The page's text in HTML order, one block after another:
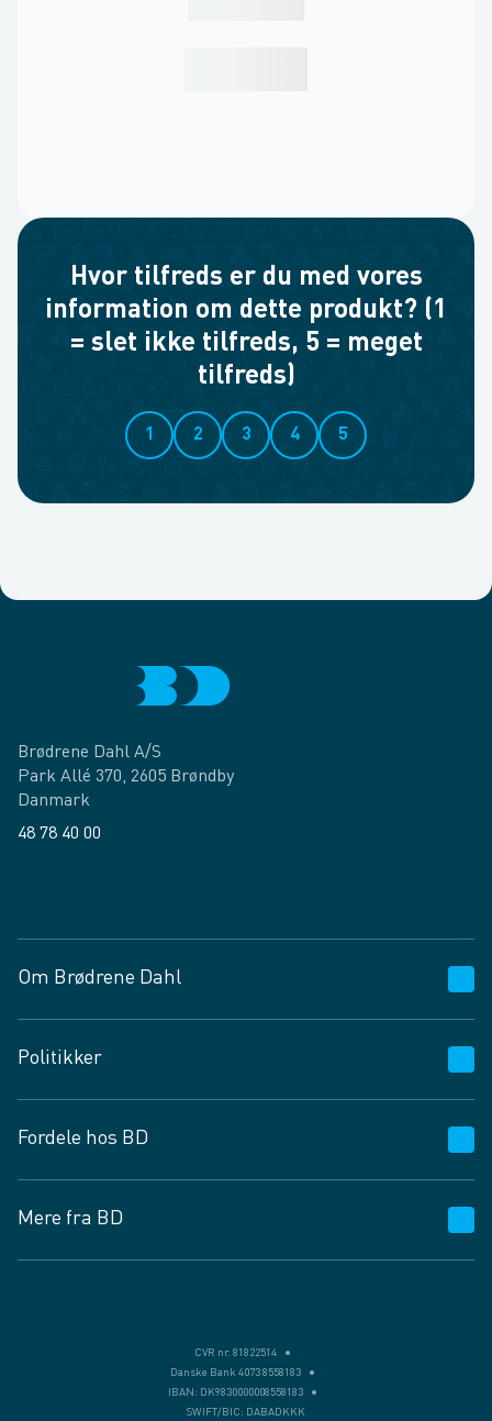
Hvor tilfreds er du med vores
information om dette produkt? (1
= slet ikke tilfreds, 5 = meget
tilfreds)
1 2 3 4 5
Brødrene Dahl A/S
Park Allé 370, 2605 Brøndby
Danmark
48 78 40 00
Om Brødrene Dahl
Vagttelefon 30 10 89 89
Spørgsmål og svar
Job og karriere
Fødevarekontrolrapport
Politikker
Privatlivspolitik
Cookies
Vilkår og betingelser
Fordele hos BD
BD app
BD.dk services
Mere fra BD
CVR nr. 81822514
Danske Bank 4073 8558183
IBAN: DK9830000008558183
SWIFT/BIC: DABADKKK